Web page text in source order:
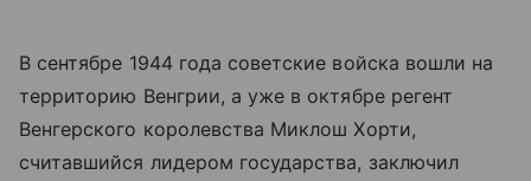
В сентябре 1944 года советские войска вошли на
территорию Венгрии, а уже в октябре регент
Венгерского королевства Миклош Хорти,
считавшийся лидером государства, заключил